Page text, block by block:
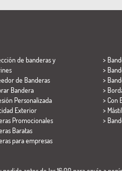
de banderas y
de Banderas
Bandera
Personalizada
Exterior
Promocionales
Baratas
para empresas
>
>
>
>
> Con
>
>